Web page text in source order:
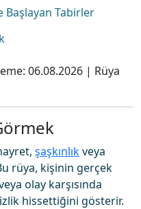
Başlayan Tabirler
06.08.2026 | Rüya
şaşkınlıkveya
rüya, kişinin gerçek
olay karşısında
hissettiğini gösterir.